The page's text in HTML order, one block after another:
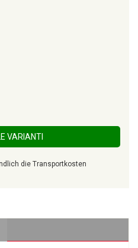
VARIANTI
die Transportkosten